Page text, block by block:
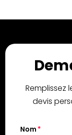
Remplissez
devis
Nom